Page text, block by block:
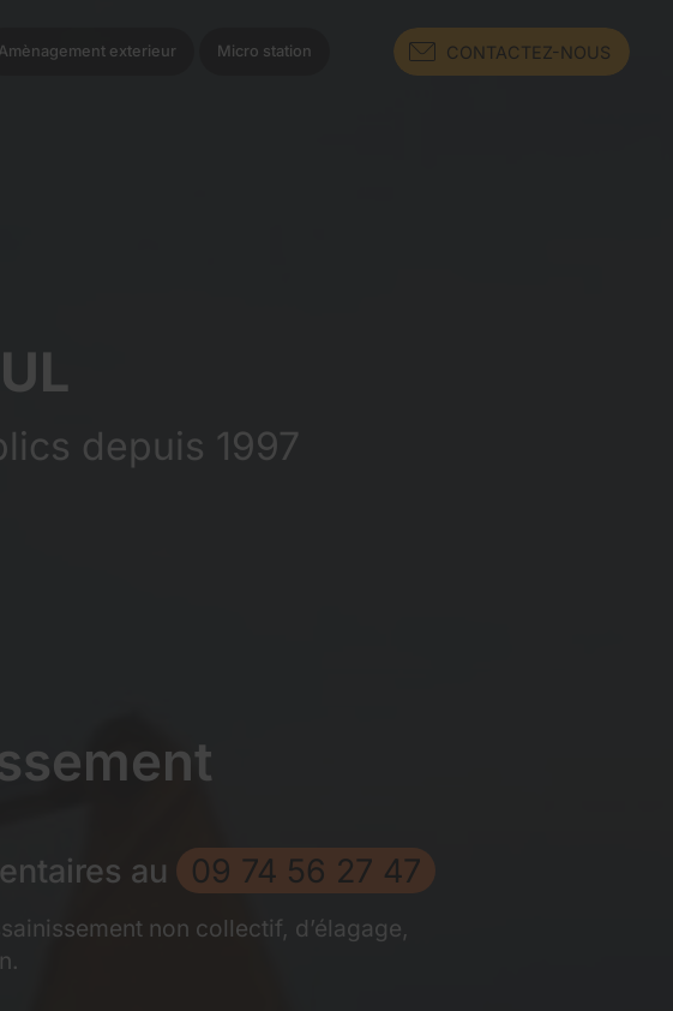
depuis 1997
Amènagement exterieur Micro station CONTACTEZ-NOUS
au​ 09 74 56 27 47
non collectif, d’élagage,